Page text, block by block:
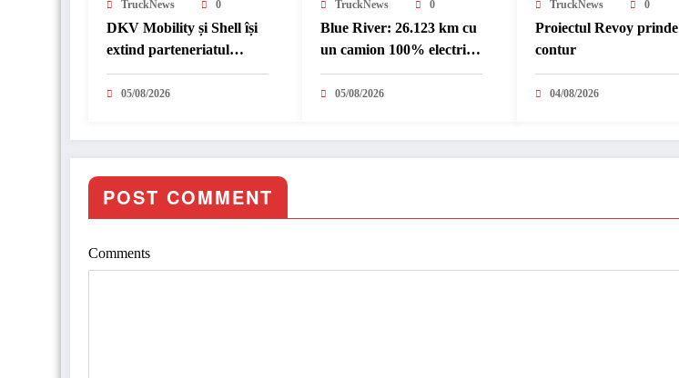
TruckNews 0
DKV Mobility și Shell își
extind parteneriatul
european
05/08/2026
TruckNews 0
Blue River: 26.123 km cu
un camion 100% electric
în transport internațional
05/08/2026
TruckNews 0
Proiectul Revoy prinde
contur
04/08/2026
POST COMMENT
Comments